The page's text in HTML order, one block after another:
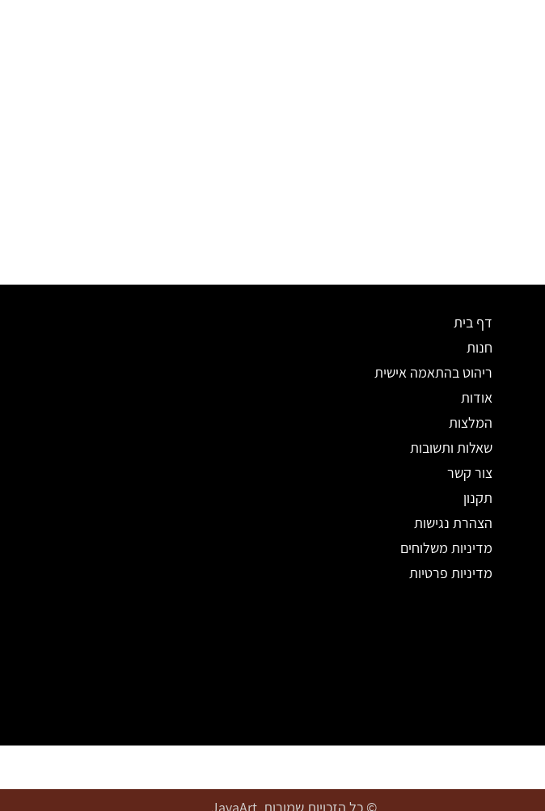
דף בית
חנות
ריהוט בהתאמה אישית
אודות
המלצות
שאלות ותשובות
צור קשר
תקנון
הצהרת נגישות
מדיניות משלוחים
מדיניות פרטיות